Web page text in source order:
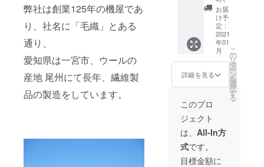
弊社は創業125年の機屋であ
り、社名に「毛織」とある
通り、
愛知県は一宮市、ウールの
産地 尾州にて長年、繊維製
品の製造をしています。
59cm
裄丈：
70cm
胸囲：
96cm M
サイズ
着丈：
65cm
胸囲：
Lサイズ
着丈：
70cm
裄丈：
80cm
ズ：S・
M・L ※
化炭処
理を
行って
いない
為、取
りきれ
やカケ
ラが
残って
おりま
す。 ●
サイズ
寸法 峯
ターの
セット
（幻の
羊峯村
フォー
クのお
肉500g
付き）
ニット
ベスト1
着・
セー
ター1着
に加え
て、 峯
村サ
お届
け予
定：
2021
年01
月
詳細を見る
こ
の
リ
タ
ー
ン
を
選
択
す
る
このプロ
ジェクト
は、 All-In方
式です。
目標金額に